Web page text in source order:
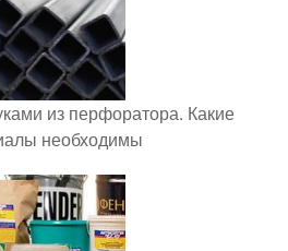
из перфоратора. Какие
необходимы